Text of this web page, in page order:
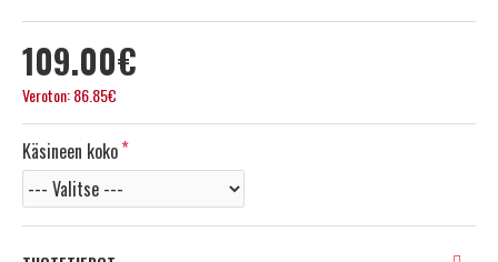
109.00€
Veroton: 86.85€
Käsineen koko